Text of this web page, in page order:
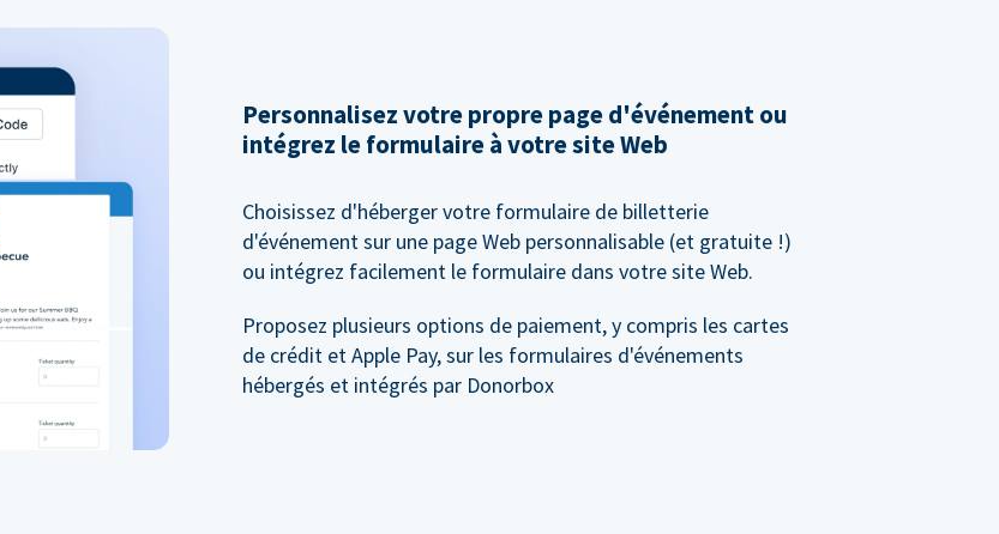
Personnalisez votre propre page d'événement ou
intégrez le formulaire à votre site Web
Choisissez d'héberger votre formulaire de billetterie
d'événement sur une page Web personnalisable (et gratuite !)
ou intégrez facilement le formulaire dans votre site Web.
Proposez plusieurs options de paiement, y compris les cartes
de crédit et Apple Pay, sur les formulaires d'événements
hébergés et intégrés par Donorbox